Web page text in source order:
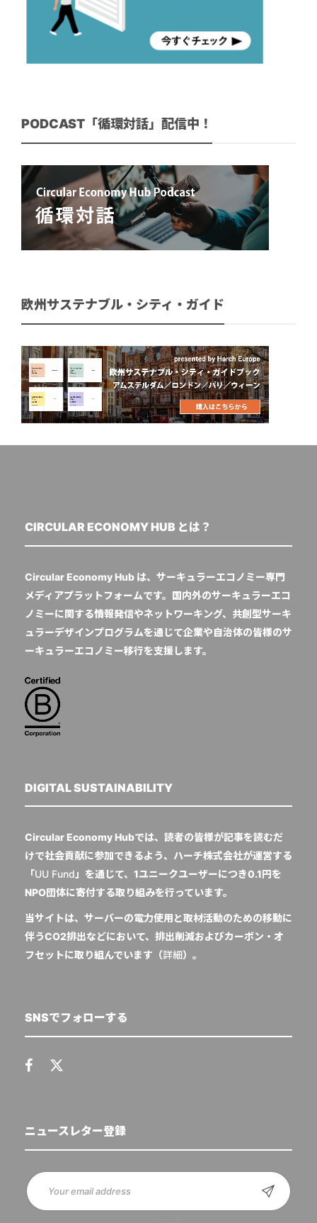
PODCAST「循環対話」配信中！
欧州サステナブル・シティ・ガイド
CIRCULAR ECONOMY HUB とは？
Circular Economy Hub は、サーキュラーエコノミー専門
メディアプラットフォームです。国内外のサーキュラーエコ
ノミーに関する情報発信やネットワーキング、共創型サーキ
ュラーデザインプログラムを通じて企業や自治体の皆様のサ
ーキュラーエコノミー移行を支援します。
DIGITAL SUSTAINABILITY
Circular Economy Hubでは、読者の皆様が記事を読むだ
けで社会貢献に参加できるよう、ハーチ株式会社が運営する
「UU Fund」を通じて、1ユニークユーザーにつき0.1円を
NPO団体に寄付する取り組みを行っています。
当サイトは、サーバーの電力使用と取材活動のための移動に
伴うCO2排出などにおいて、排出削減およびカーボン・オ
フセットに取り組んでいます（詳細）。
SNSでフォローする
ニュースレター登録